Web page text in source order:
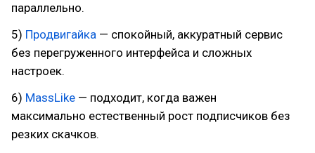
параллельно.
5) Продвигайка — спокойный, аккуратный сервис
без перегруженного интерфейса и сложных
настроек.
6) MassLike — подходит, когда важен
максимально естественный рост подписчиков без
резких скачков.